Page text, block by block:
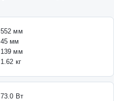
552 мм
45 мм
139 мм
1.62 кг
73.0 Вт